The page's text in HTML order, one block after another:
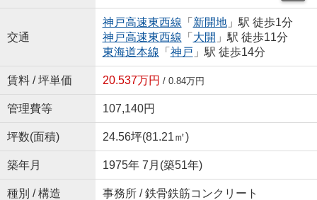
交通
神戸高速東西線 「 新開地」駅 徒歩1分
神戸高速東西線 「 大開 」駅 徒歩11分
東海道本線 「 神戸 」駅 徒歩14分
賃料 / 坪単価 20.537万円 / 0.84万円
管理費等 107,140円
坪数(面積) 24.56坪(81.21㎡)
築年月 1975年 7月(築51年)
種別 / 構造 事務所 / 鉄骨鉄筋コンクリート